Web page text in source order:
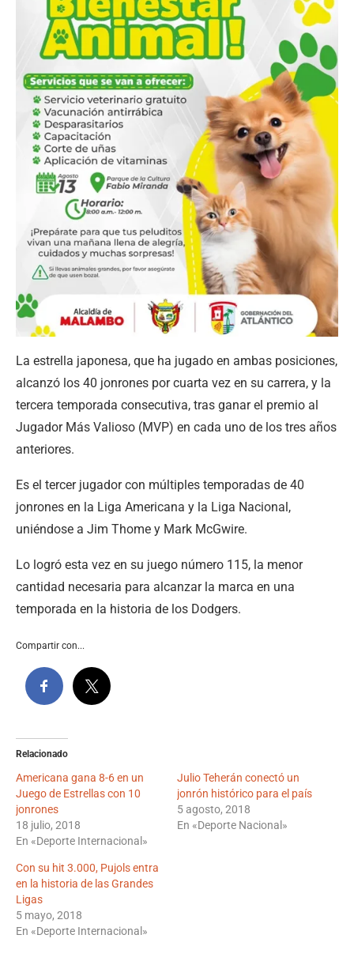
La estrella japonesa, que ha jugado en ambas posiciones,
alcanzó los 40 jonrones por cuarta vez en su carrera, y la
tercera temporada consecutiva, tras ganar el premio al
Jugador Más Valioso (MVP) en cada uno de los tres años
anteriores.
Es el tercer jugador con múltiples temporadas de 40
jonrones en la Liga Americana y la Liga Nacional,
uniéndose a Jim Thome y Mark McGwire.
Lo logró esta vez en su juego número 115, la menor
cantidad necesaria para alcanzar la marca en una
temporada en la historia de los Dodgers.
Compartir con...
Relacionado
Americana gana 8-6 en un
Juego de Estrellas con 10
jonrones
18 julio, 2018
En «Deporte Internacional»
Julio Teherán conectó un
jonrón histórico para el país
5 agosto, 2018
En «Deporte Nacional»
Con su hit 3.000, Pujols entra
en la historia de las Grandes
Ligas
5 mayo, 2018
En «Deporte Internacional»